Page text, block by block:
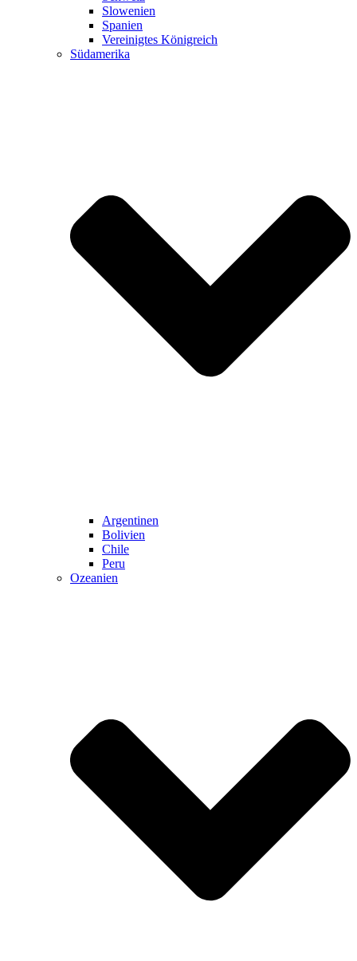
Slowenien
Spanien
Vereinigtes Königreich
Südamerika
Argentinen
Bolivien
Chile
Peru
Ozeanien